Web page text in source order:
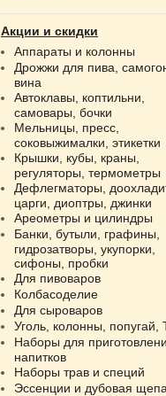
Акции и скидки
Аппараты и колонны
Дрожжи для пива,
вина
Автоклавы, коптильни,
самовары, бочки
Мельницы, пресс,
соковыжималки, этикетки
Крышки, кубы, краны,
регуляторы, термометры
Дефлегматоры,
царги, диоптры, джинки
Ареометры и цилиндры
Банки, бутыли, графины,
гидрозатворы, укупорки,
сифоны, пробки
Для пивоваров
Колбасоделие
Для сыроваров
Уголь, колонны, попугай,
Наборы для
напитков
Наборы трав и специй
Эссенции и дубовая щепа